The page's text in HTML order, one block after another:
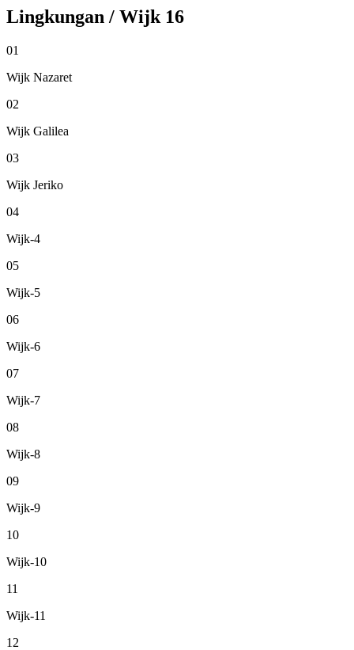
Lingkungan / Wijk 16
01
Wijk Nazaret
02
Wijk Galilea
03
Wijk Jeriko
04
Wijk-4
05
Wijk-5
06
Wijk-6
07
Wijk-7
08
Wijk-8
09
Wijk-9
10
Wijk-10
11
Wijk-11
12